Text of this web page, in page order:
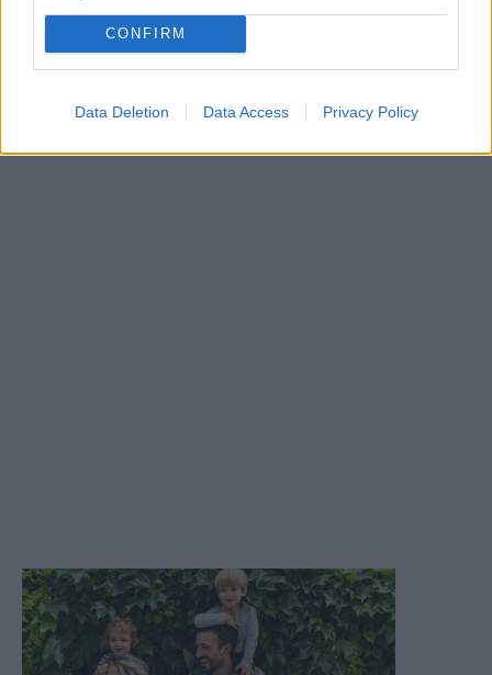
CONFIRM
Data Deletion Data Access Privacy Policy